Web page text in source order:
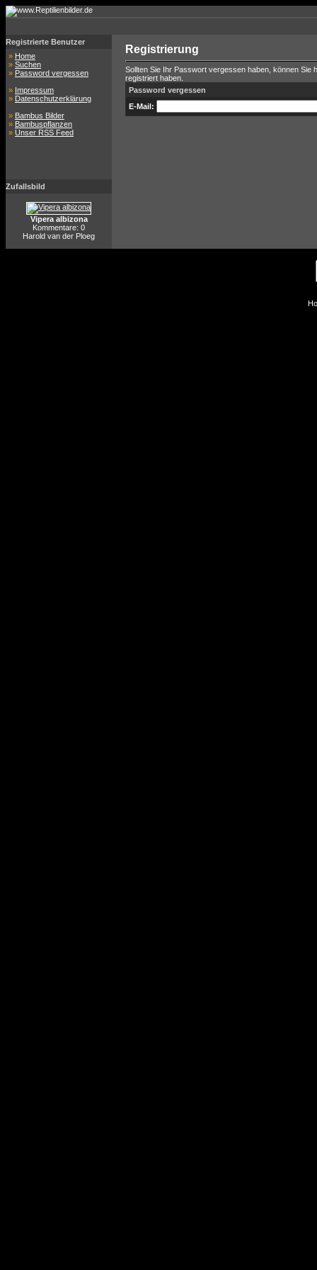
Registrierte Benutzer
» Home
» Suchen
» Password vergessen
» Impressum
» Datenschutzerklärung
» Bambus Bilder
» Bambuspflanzen
» Unser RSS Feed
Zufallsbild
Vipera albizona
Kommentare: 0
Harold van der Ploeg
Registrierung
Sollten Sie Ihr Passwort vergessen haben, können Sie
registriert haben.
Password vergessen
E-Mail: